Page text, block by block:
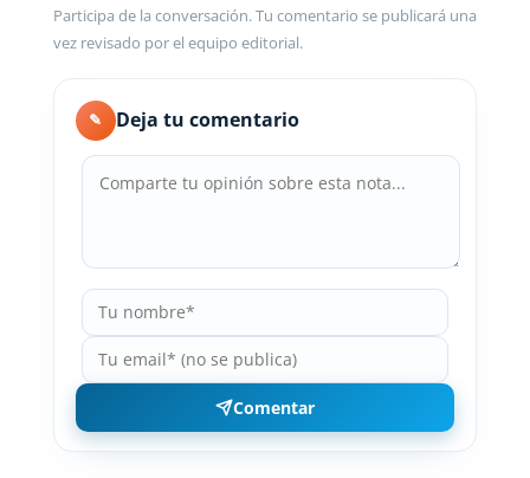
Participa de la conversación. Tu comentario se publicará una
vez revisado por el equipo editorial.
✎ Deja tu comentario
Comentar